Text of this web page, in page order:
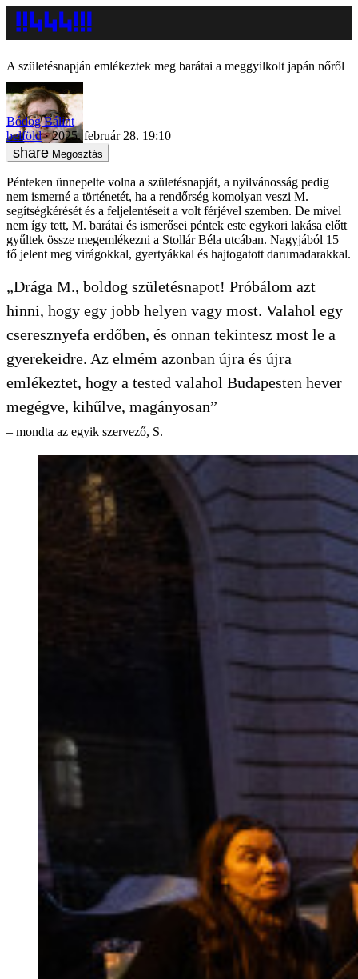
A születésnapján emlékeztek meg barátai a meggyilkolt japán nőről
Bódog Bálint
belföld
2025. február 28. 19:10
Megosztás
Pénteken ünnepelte volna a születésnapját, a nyilvánosság pedig
nem ismerné a történetét, ha a rendőrség komolyan veszi M.
segítségkérését és a feljelentéseit a volt férjével szemben. De mivel
nem így tett, M. barátai és ismerősei péntek este egykori lakása előtt
gyűltek össze megemlékezni a Stollár Béla utcában. Nagyjából 15
fő jelent meg virágokkal, gyertyákkal és hajtogatott darumadarakkal.
„Drága M., boldog születésnapot! Próbálom azt
hinni, hogy egy jobb helyen vagy most. Valahol egy
cseresznyefa erdőben, és onnan tekintesz most le a
gyerekeidre. Az elmém azonban újra és újra
emlékeztet, hogy a tested valahol Budapesten hever
megégve, kihűlve, magányosan”
– mondta az egyik szervező, S.